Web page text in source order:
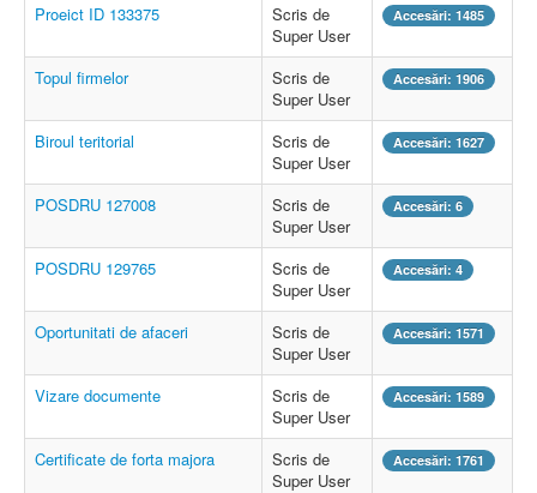
Proeict ID 133375
Scris de
Super User
Accesări: 1485
Topul firmelor
Scris de
Super User
Accesări: 1906
Biroul teritorial
Scris de
Super User
Accesări: 1627
POSDRU 127008
Scris de
Super User
Accesări: 6
POSDRU 129765
Scris de
Super User
Accesări: 4
Oportunitati de afaceri
Scris de
Super User
Accesări: 1571
Vizare documente
Scris de
Super User
Accesări: 1589
Certificate de forta majora
Scris de
Super User
Accesări: 1761